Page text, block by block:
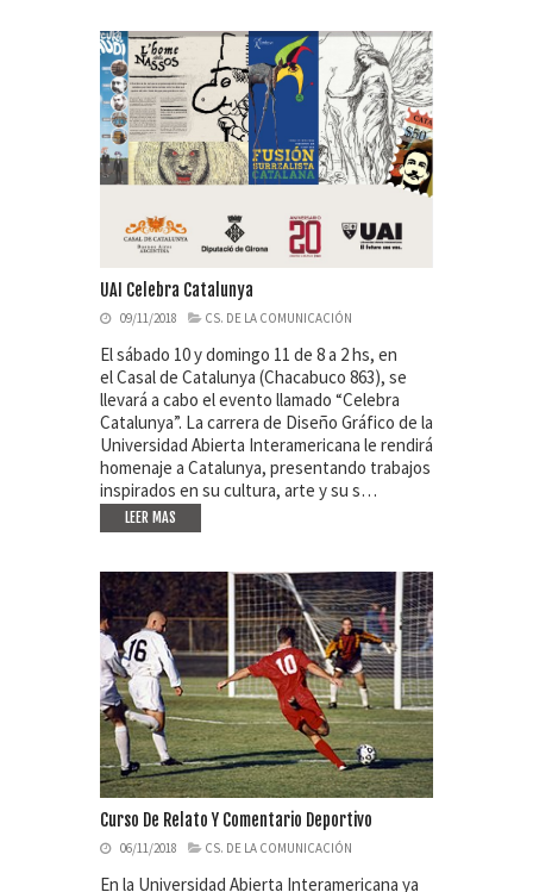
UAI Celebra Catalunya
09/11/2018 CS. DE LA COMUNICACIÓN
El sábado 10 y domingo 11 de 8 a 2 hs, en
el Casal de Catalunya (Chacabuco 863), se
llevará a cabo el evento llamado “Celebra
Catalunya”. La carrera de Diseño Gráfico de la
Universidad Abierta Interamericana le rendirá
homenaje a Catalunya, presentando trabajos
inspirados en su cultura, arte y su s…
LEER MAS
Curso De Relato Y Comentario Deportivo
06/11/2018 CS. DE LA COMUNICACIÓN
En la Universidad Abierta Interamericana ya